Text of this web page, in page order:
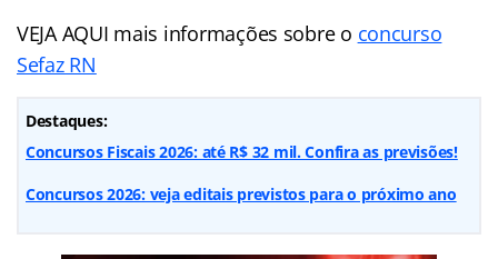
VEJA AQUI mais informações sobre o concurso
Sefaz RN
Destaques:
Concursos Fiscais 2026: até R$ 32 mil. Confira as previsões!
Concursos 2026: veja editais previstos para o próximo ano